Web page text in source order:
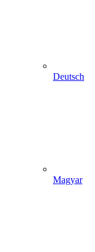
Deutsch
Magyar